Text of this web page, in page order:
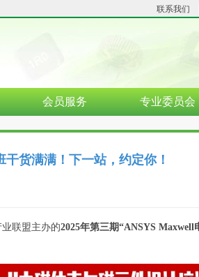
联系我们
会员服务 专业委员会
货满满！下一站，约定你！
联盟主办的2025年第三期“ANSYS